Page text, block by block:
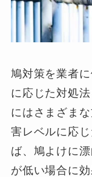
鳩対策を業者
に応じた対処
にはさまざま
害レベルに応
ば、鳩よけに
が低い場合に